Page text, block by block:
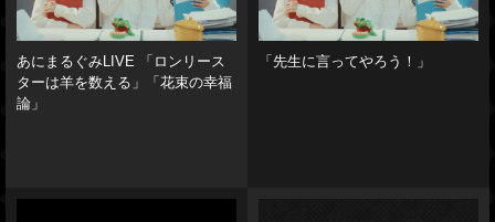
あにまるぐみLIVE 「ロンリース
ターは羊を数える」「花束の幸福
論」
「先生に言ってやろう！」